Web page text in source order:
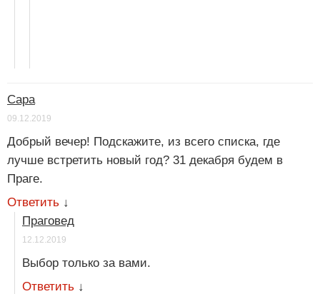
Сара
09.12.2019
Добрый вечер! Подскажите, из всего списка, где
лучше встретить новый год? 31 декабря будем в
Праге.
Ответить ↓
Праговед
12.12.2019
Выбор только за вами.
Ответить ↓